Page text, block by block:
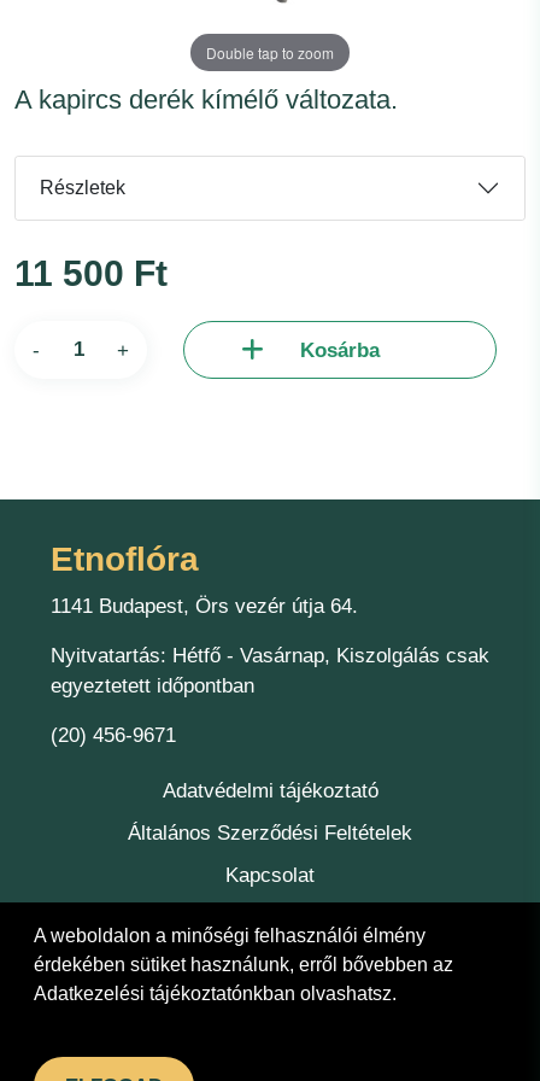
Double tap to zoom
A kapircs derék kímélő változata.
Részletek
11 500 Ft
- + Kosárba
Etnoflóra
1141 Budapest, Örs vezér útja 64.
Nyitvatartás: Hétfő - Vasárnap, Kiszolgálás csak
egyeztetett időpontban
(20) 456-9671
Adatvédelmi tájékoztató
Általános Szerződési Feltételek
Kapcsolat
A weboldalon a minőségi felhasználói élmény
érdekében sütiket használunk, erről bővebben az
Adatkezelési tájékoztatónkban olvashatsz.